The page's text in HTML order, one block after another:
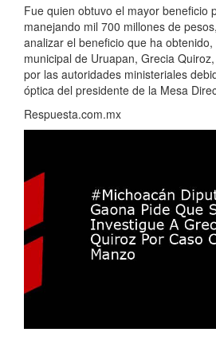
Fue quien obtuvo el mayor beneficio
manejando mil 700 millones de
analizar el beneficio que ha
municipal de Uruapan, Grecia
por las autoridades ministeriales
óptica del presidente de la Mesa
Respuesta.com.mx